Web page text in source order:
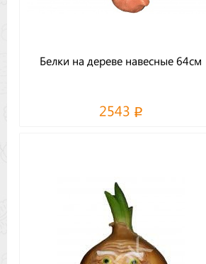
Белки на дереве навесные 64см
2543